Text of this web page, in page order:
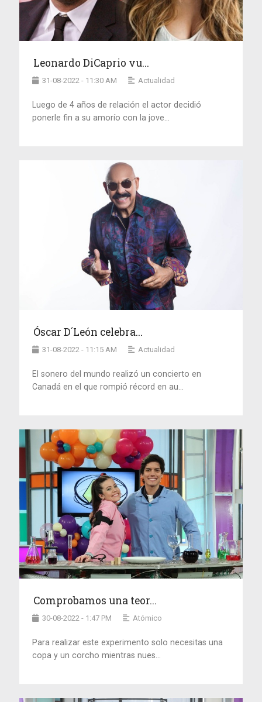
Leonardo DiCaprio vu...
31-08-2022 - 11:30 AM Actualidad
Luego de 4 años de relación el actor decidió
ponerle fin a su amorío con la jove...
Óscar D´León celebra...
31-08-2022 - 11:15 AM Actualidad
El sonero del mundo realizó un concierto en
Canadá en el que rompió récord en au...
Comprobamos una teor...
30-08-2022 - 1:47 PM Atómico
Para realizar este experimento solo necesitas una
copa y un corcho mientras nues...